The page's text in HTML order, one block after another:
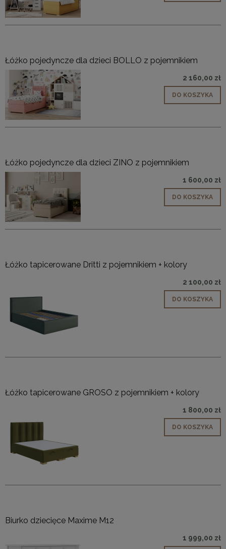
Łóżko pojedyncze dla dzieci BOLLO z pojemnikiem
2 160,00 zł
DO KOSZYKA
Łóżko pojedyncze dla dzieci ZINO z pojemnikiem
1 600,00 zł
DO KOSZYKA
Łóżko tapicerowane Dritti z pojemnikiem + kolory
2 100,00 zł
DO KOSZYKA
Łóżko tapicerowane GROSO z pojemnikiem + kolory
1 800,00 zł
DO KOSZYKA
Biurko dziecięce Maxime M12
1 999,00 zł